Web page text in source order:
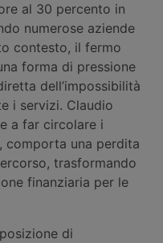
al 30 percento in
numerose aziende
contesto, il fermo
forma di pressione
dell’impossibilità
i servizi. Claudio
a far circolare i
comporta una perdita
trasformando
finanziaria per le
di